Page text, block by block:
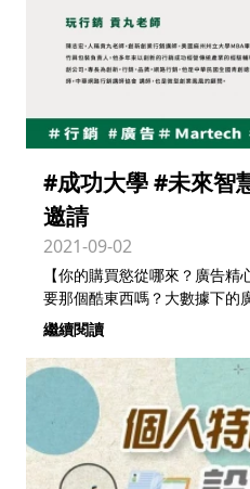
#成功大學 #未來智
邀請
2021-09-02
【你的購買慾從哪來？廣告
要那個酷東西嗎？大數據下的
繼續閱讀